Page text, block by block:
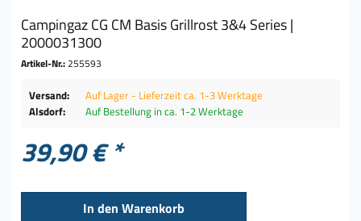
Campingaz CG CM Basis Grillrost 3&4 Series |
2000031300
Artikel-Nr.:255593
Versand:
Auf Lager - Lieferzeit ca. 1-3 Werktage
Alsdorf:
Auf Bestellung in ca. 1-2 Werktage
39,90 € *
In den Warenkorb